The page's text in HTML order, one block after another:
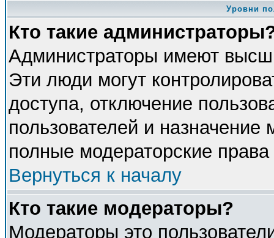
Уровни
Кто такие
Администраторы имеют
Эти люди могут
доступа, отключение
пользователей и
полные модераторские
Вернуться к началу
Кто такие модераторы?
Модераторы это